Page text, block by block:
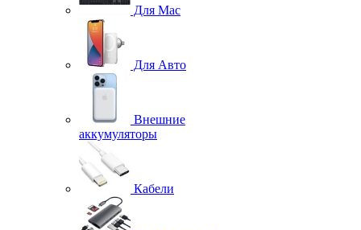
Для Mac
Для Авто
Внешние
аккумуляторы
Кабели